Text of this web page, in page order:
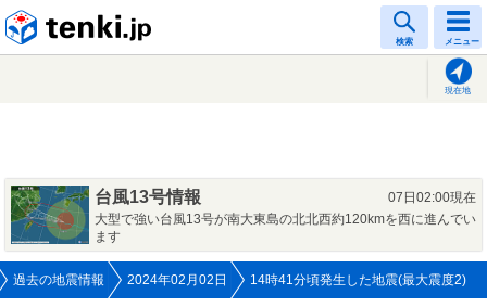
検索 メニュー
現在地
台風13号情報
07日02:00現在
大型で強い台風13号が南大東島の北北西約120kmを西に進んでい
ます
過去の地震情報 2024年02月02日 14時41分頃発生した地震(最大震度2)